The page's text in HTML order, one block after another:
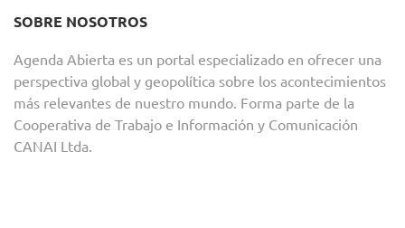
SOBRE NOSOTROS
Agenda Abierta es un portal especializado en ofrecer una
perspectiva global y geopolítica sobre los acontecimientos
más relevantes de nuestro mundo. Forma parte de la
Cooperativa de Trabajo e Información y Comunicación
CANAI Ltda.